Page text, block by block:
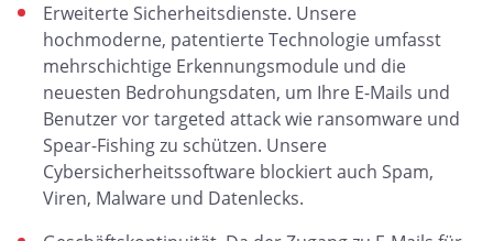
Erweiterte Sicherheitsdienste. Unsere
hochmoderne, patentierte Technologie umfasst
mehrschichtige Erkennungsmodule und die
neuesten Bedrohungsdaten, um Ihre E-Mails und
Benutzer vor targeted attack wie ransomware und
Spear-Fishing zu schützen. Unsere
Cybersicherheitssoftware blockiert auch Spam,
Viren, Malware und Datenlecks.